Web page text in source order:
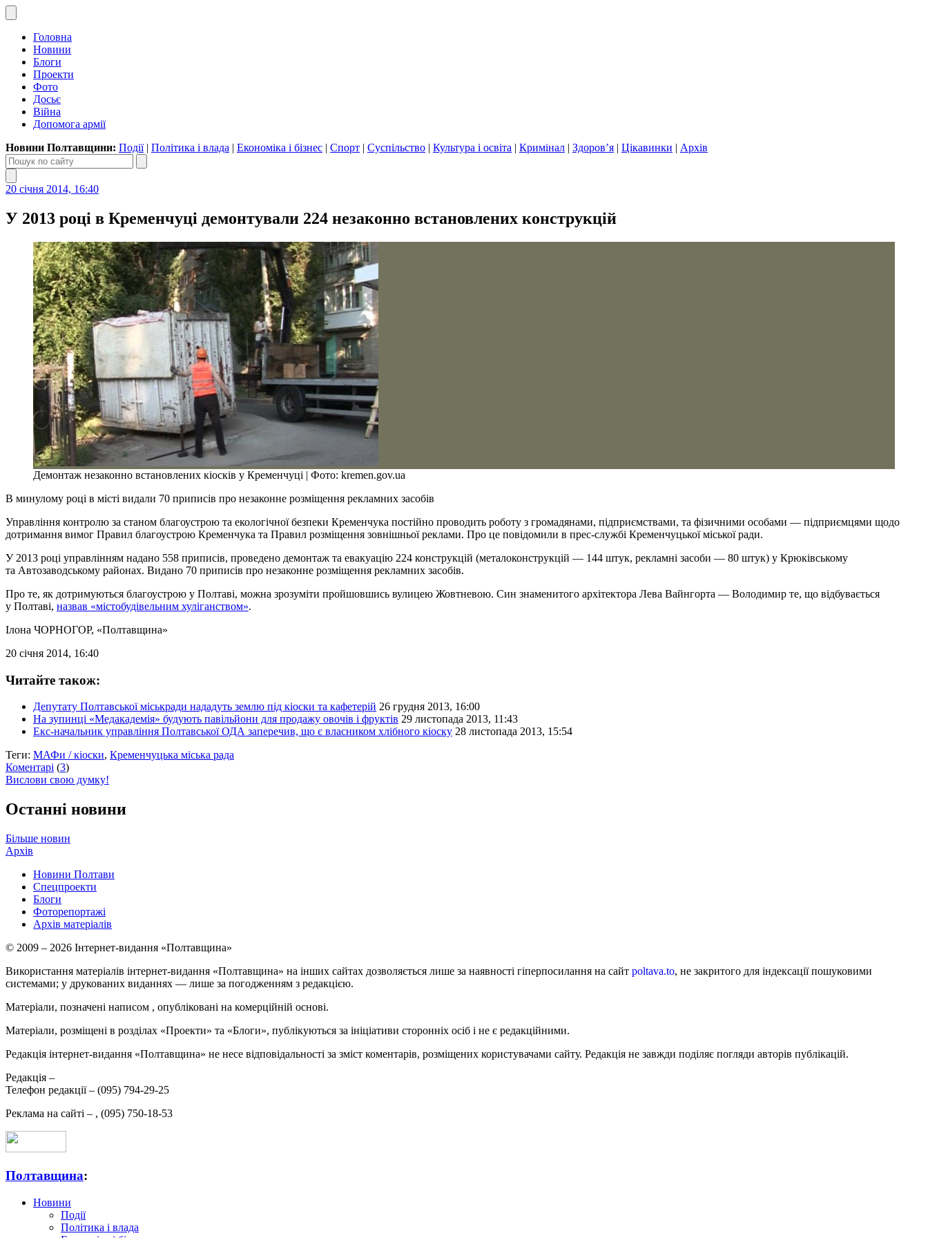
Головна
Новини
Блоги
Проекти
Фото
Досьє
Війна
Допомога армії
Новини Полтавщини: Події| Політика і влада | Економіка і бізнес | Спорт | Суспільство | Культура і освіта | Кримінал | Здоров’я | Цікавинки | Архів
20 січня 2014, 16:40
У 2013 році в Кременчуці демонтували 224 незаконно встановлених конструкцій
Демонтаж незаконно встановлених кіосків у Кременчуці | Фото: kremen.gov.ua
В минулому році в місті видали 70 приписів про незаконне розміщення рекламних засобів
Управління контролю за станом благоустрою та екологічної безпеки Кременчука постійно проводить роботу з громадянами, підприємствами, та фізичними особами — підприємцями щодо
дотримання вимог Правил благоустрою Кременчука та Правил розміщення зовнішньої реклами. Про це повідомили в прес-службі Кременчуцької міської ради.
У 2013 році управлінням надано 558 приписів, проведено демонтаж та евакуацію 224 конструкцій (металоконструкцій — 144 штук, рекламні засоби — 80 штук) у Крюківському
та Автозаводському районах. Видано 70 приписів про незаконне розміщення рекламних засобів.
Про те, як дотримуються благоустрою у Полтаві, можна зрозуміти пройшовшись вулицею Жовтневою. Син знаменитого архітектора Лева Вайнгорта — Володимир те, що відбувається
у Полтаві, назвав «містобудівельним хуліганством».
Ілона ЧОРНОГОР, «Полтавщина»
20 січня 2014, 16:40
Читайте також:
Депутату Полтавської міськради нададуть землю під кіоски та кафетерій 26 грудня 2013, 16:00
На зупинці «Медакадемія» будують павільйони для продажу овочів і фруктів 29 листопада 2013, 11:43
Екс-начальник управління Полтавської ОДА заперечив, що є власником хлібного кіоску 28 листопада 2013, 15:54
Теги: МАФи / кіоски, Кременчуцька міська рада
Коментарі (3)
Вислови свою думку!
Останні новини
Більше новин
Архів
Новини Полтави
Спецпроекти
Блоги
Фоторепортажі
Архів матеріалів
© 2009 – 2026 Інтернет-видання «Полтавщина»
Використання матеріалів інтернет-видання «Полтавщина» на інших сайтах дозволяється лише за наявності гіперпосилання на сайт poltava.to, не закритого для індексації пошуковими
системами; у друкованих виданнях — лише за погодженням з редакцією.
Матеріали, позначені написом , опубліковані на комерційній основі.
Матеріали, розміщені в розділах «Проекти» та «Блоги», публікуються за ініціативи сторонніх осіб і не є редакційними.
Редакція інтернет-видання «Полтавщина» не несе відповідальності за зміст коментарів, розміщених користувачами сайту. Редакція не завжди поділяє погляди авторів публікацій.
Редакція –
Телефон редакції – (095) 794-29-25
Реклама на сайті – , (095) 750-18-53
Полтавщина:
Новини
Події
Політика і влада